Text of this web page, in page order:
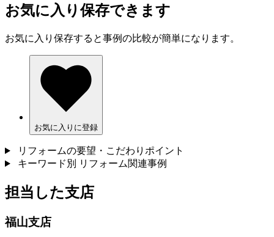
お気に入り保存できます
お気に入り保存すると事例の比較が簡単になります。
お気に入りに登録
リフォームの要望・こだわりポイント
キーワード別 リフォーム関連事例
担当した支店
福山支店